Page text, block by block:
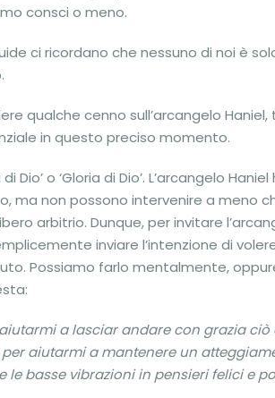
consci o meno.
ci ricordano che nessuno di noi è
qualche cenno sull’arcangelo
in questo preciso momento.
Dio’ o ‘Gloria di Dio’. L’arcangelo
ma non possono intervenire a meno
arbitrio. Dunque, per invitare
inviare l’intenzione di
Possiamo farlo mentalmente,
a lasciar andare con grazia
aiutarmi a mantenere un
basse vibrazioni in pensieri felici e